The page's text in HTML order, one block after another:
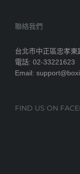
聯絡我們
台北市中正區忠孝
電話: 02-33221623
Email:
FIND US ON